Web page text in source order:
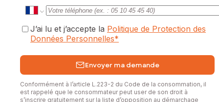
J’ai lu et j’accepte la Politique de Protection des
Données Personnelles*
Envoyer ma demande
Conformément à l’article L.223-2 du Code de la consommation, il
est rappelé que le consommateur peut user de son droit à
s’inscrire gratuitement sur la liste d’opposition au démarchage